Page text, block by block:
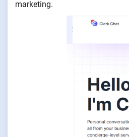
marketing.